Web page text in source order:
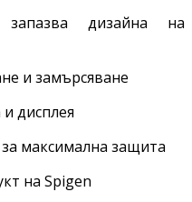
дизайна на
и замърсяване
дисплея
максимална защита
на Spigen